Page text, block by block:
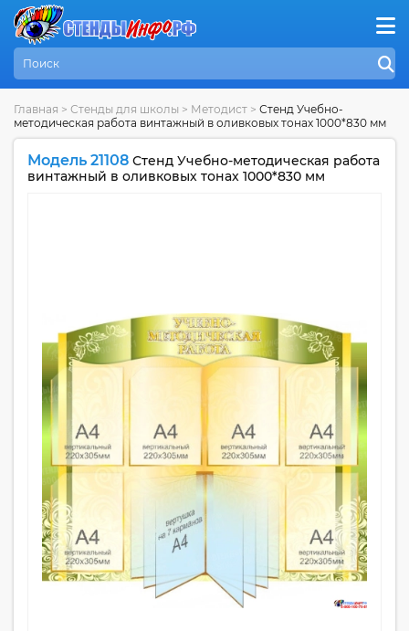
Главная > Стенды для школы > Методист > Стенд Учебно-
методическая работа винтажный в оливковых тонах 1000*830 мм
Модель 21108 Стенд Учебно-методическая работа
винтажный в оливковых тонах 1000*830 мм